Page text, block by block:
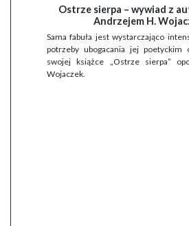
Ostrze sierpa – wywiad z
Andrzejem H.
Sama fabuła jest wystarczająco
potrzeby ubogacania jej poetyckim
swojej książce „Ostrze sierpa”
Wojaczek.